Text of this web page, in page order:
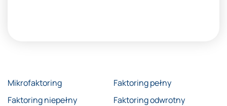
Mikrofaktoring
Faktoring pełny
Faktoring niepełny
Faktoring odwrotny